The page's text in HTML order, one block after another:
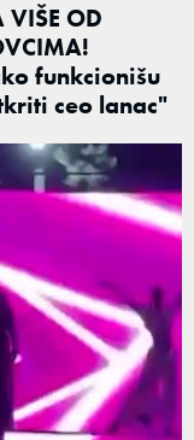
VIŠE OD
funkcionišu
ceo lanac"